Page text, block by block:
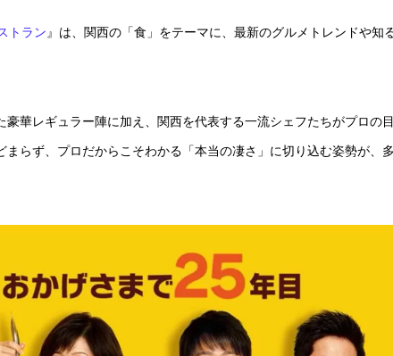
トラン 』は、関西の「食」をテーマに、最新のグルメトレンドや知
華レギュラー陣に加え、関西を代表する一流シェフたちがプロの
らず、プロだからこそわかる「本当の凄さ」に切り込む姿勢が、